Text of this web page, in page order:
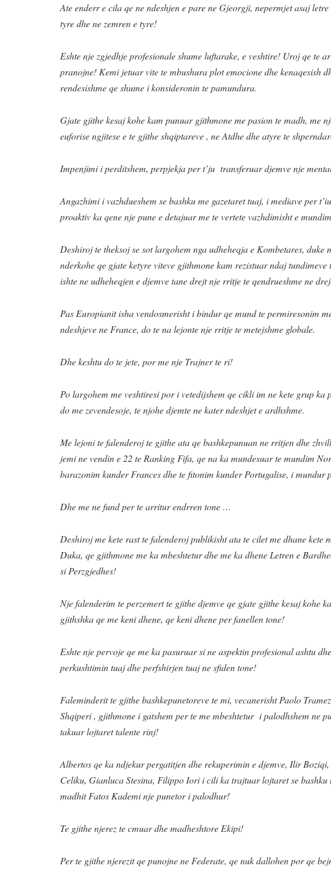
Ate enderr e cila qe ne ndeshjen e pare ne Gjeorgji, nepermjet asaj
tyre dhe ne zemren e tyre!
Eshte nje zgjedhje profesionale shume luftarake, e veshtire! Uroj qe te
pranojne! Kemi jetuar vite te mbushura plot emocione dhe kenaqesish
rendesishme qe shume i konsideronin te pamundura.
Gjate gjithe kesaj kohe kam punuar gjithmone me pasion te madh, me
euforise ngjitese e te gjithe shqiptareve , ne Atdhe dhe atyre te
Impenjimi i perditshem, perpjekja per t’ju transferuar djemve nje
Angazhimi i vazhdueshem se bashku me gazetaret tuaj, i mediave per
proaktiv ka qene nje pune e detajuar me te vertete vazhdimisht e
Deshiroj te theksoj se sot largohem nga udheheqja e Kombetares, duke
nderkohe qe gjate ketyre viteve gjithmone kam rezistuar ndaj
ishte ne udheheqjen e djemve tane drejt nje rritje te qendrueshme ne
Pas Europianit isha vendosmerisht i bindur qe mund te permiresonim
ndeshjeve ne France, do te na lejonte nje rritje te metejshme globale.
Dhe keshtu do te jete, por me nje Trajner te ri!
Po largohem me veshtiresi por i vetedijshem qe cikli im ne kete grup
do me zevendesoje, te njohe djemte ne kater ndeshjet e ardhshme.
Me lejoni te falenderoj te gjithe ata qe bashkepunuan ne rritjen dhe
jemi ne vendin e 22 te Ranking Fifa, qe na ka mundesuar te mundim
barazonim kunder Frances dhe te fitonim kunder Portugalise, i
Dhe me ne fund per te arritur endrren tone …
Deshiroj me kete rast te falenderoj publikisht ata te cilet me dhane kete
Duka, qe gjithmone me ka mbeshtetur dhe me ka dhene Letren e
si Perzgjedhes!
Nje falenderim te perzemert te gjithe djemve qe gjate gjithe kesaj kohe
gjithshka qe me keni dhene, qe keni dhene per fanellen tone!
Eshte nje pervoje qe me ka pasuruar si ne aspektin profesional ashtu
perkushtimin tuaj dhe perfshirjen tuaj ne sfiden tone!
Faleminderit te gjithe bashkepunetoreve te mi, vecanerisht Paolo
Shqiperi , gjithmone i gatshem per te me mbeshtetur i palodhshem ne
takuar lojtaret talente rinj!
Albertos qe ka ndjekur pergatitjen dhe rekuperimin e djemve, Ilir
Celiku, Gianluca Stesina, Filippo Iori i cili ka trajtuar lojtaret se
madhit Fatos Kademi nje punetor i palodhur!
Te gjithe njerez te cmuar dhe madheshtore Ekipi!
Per te gjithe njerezit qe punojne ne Federate, qe nuk dallohen por qe